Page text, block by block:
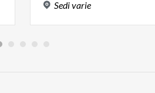
Sedivarie